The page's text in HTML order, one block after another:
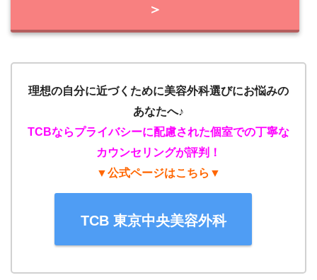
＞
理想の自分に近づくために美容外科選びにお悩みの
あなたへ♪
TCBならプライバシーに配慮された個室での丁寧な
カウンセリングが評判！
▼公式ページはこちら▼
TCB 東京中央美容外科